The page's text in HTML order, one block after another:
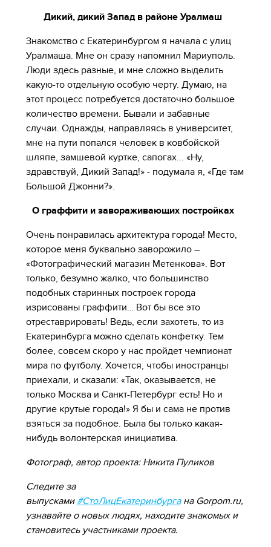
Дикий, дикий Запад в районе Уралмаш
Знакомство с Екатеринбургом я начала с улиц
Уралмаша. Мне он сразу напомнил Мариуполь.
Люди здесь разные, и мне сложно выделить
какую-то отдельную особую черту. Думаю, на
этот процесс потребуется достаточно большое
количество времени. Бывали и забавные
случаи. Однажды, направляясь в университет,
мне на пути попался человек в ковбойской
шляпе, замшевой куртке, сапогах... «Ну,
здравствуй, Дикий Запад!» - подумала я, «Где там
Большой Джонни?».
О граффити и завораживающих постройках
Очень понравилась архитектура города! Место,
которое меня буквально заворожило –
«Фотографический магазин Метенкова». Вот
только, безумно жалко, что большинство
подобных старинных построек города
изрисованы граффити… Вот бы все это
отреставрировать! Ведь, если захотеть, то из
Екатеринбурга можно сделать конфетку. Тем
более, совсем скоро у нас пройдет чемпионат
мира по футболу. Хочется, чтобы иностранцы
приехали, и сказали: «Так, оказывается, не
только Москва и Санкт-Петербург есть! Но и
другие крутые города!» Я бы и сама не против
взяться за подобное. Была бы только какая-
нибудь волонтерская инициатива.
Фотограф, автор проекта: Никита Пуликов
Следите за
выпусками #СтоЛицЕкатеринбургана Gorpom.ru,
узнавайте о новых людях, находите знакомых и
становитесь участниками проекта.